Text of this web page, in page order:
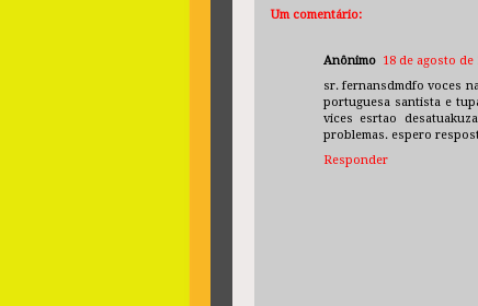
Um comentário:
Anônimo 18 de agosto de
sr. fernansdmdfo voces
portuguesa santista e
vices esrtao
problemas. espero
Responder